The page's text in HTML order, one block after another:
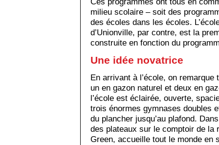
milieu scolaire – soit des
des écoles dans les écoles.
d’Unionville, par contre, est la
construite en fonction du
Une idée novatrice
En arrivant à l’école, on
un en gazon naturel et deux en
l’école est éclairée, ouverte,
trois énormes gymnases doubles
du plancher jusqu’au plafond.
des plateaux sur le comptoir de
Green, accueille tout le monde en